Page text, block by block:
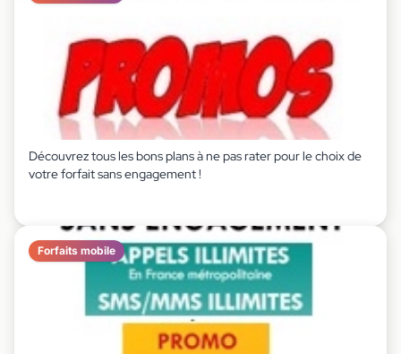
Découvrez tous les bons plans à ne pas rater pour le choix de
votre forfait sans engagement !
Forfaits mobile